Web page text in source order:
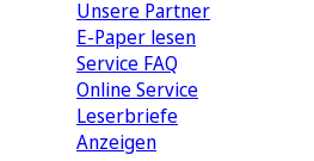
Unsere Partner
E-Paper lesen
Service FAQ
Online Service
Leserbriefe
Anzeigen